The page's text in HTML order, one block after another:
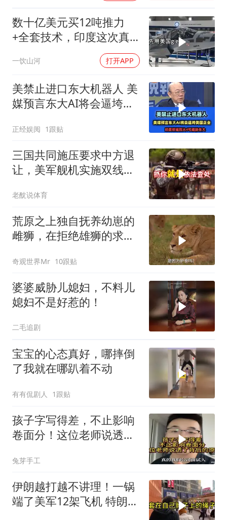
数十亿美元买12吨推力
+全套技术，印度这次真
一饮山河 打开APP
美禁止进口东大机器人 美
媒预言东大AI将会逼垮美
正经娱阅 1跟贴
三国共同施压要求中方退
让，美军舰机实施双线抵
轰-6K已挂弹
老酖说体育
荒原之上独自抚养幼崽的
雌狮，在拒绝雄狮的求偶
奇观世界Mr 10跟贴
婆婆威胁儿媳妇，不料儿
媳妇不是好惹的！
二毛追剧
宝宝的心态真好，哪摔倒
了我就在哪趴着不动
有有侃剧人 1跟贴
孩子字写得差，不止影响
卷面分！这位老师说透了
兔芽手工
伊朗越打越不讲理！一锅
端了美军12架飞机 特朗普